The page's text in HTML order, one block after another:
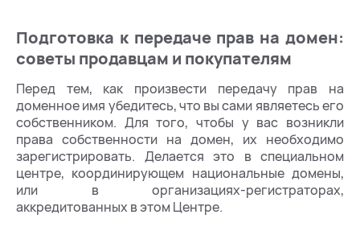
Подготовка к передаче прав на домен:
советы продавцам и покупателям
Перед тем, как произвести передачу прав на
доменное имя убедитесь, что вы сами являетесь его
собственником. Для того, чтобы у вас возникли
права собственности на домен, их необходимо
зарегистрировать. Делается это в специальном
центре, координирующем национальные домены,
или в организациях-регистраторах,
аккредитованных в этом Центре.